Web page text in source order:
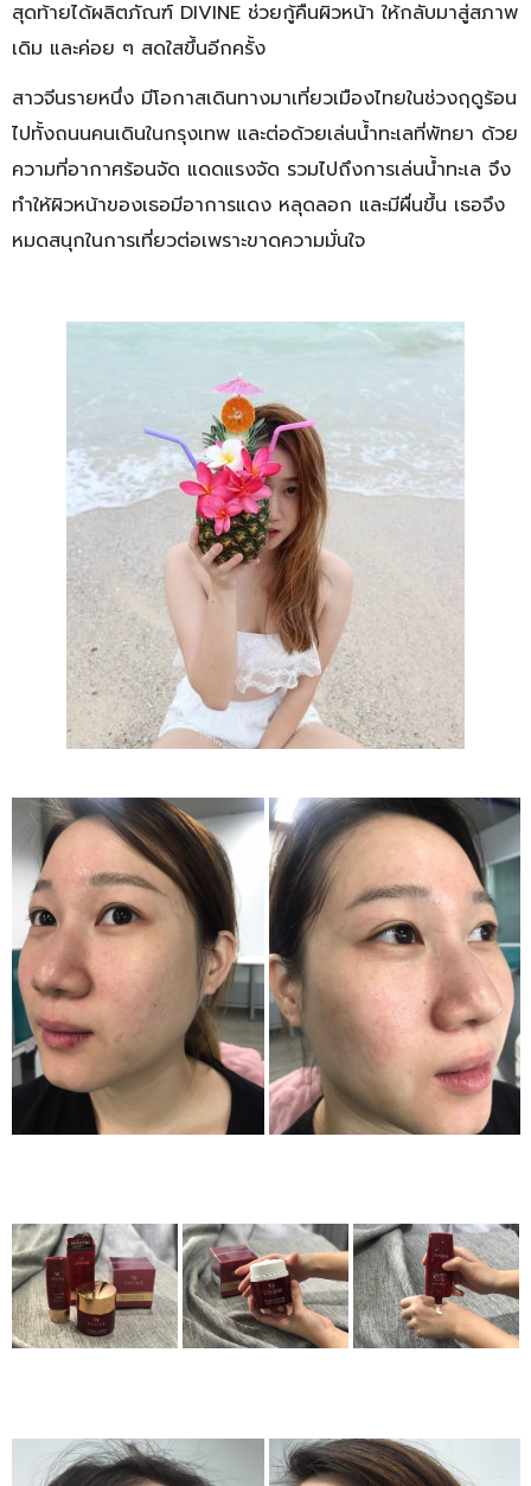
สุดท้ายได้ผลิตภัณฑ์ DIVINE ช่วยกู้คืนผิวหน้า ให้กลับมาสู่สภาพ
เดิม และค่อย ๆ สดใสขึ้นอีกครั้ง
สาวจีนรายหนึ่ง มีโอกาสเดินทางมาเที่ยวเมืองไทยในช่วงฤดูร้อน
ไปทั้งถนนคนเดินในกรุงเทพ และต่อด้วยเล่นน้ำทะเลที่พัทยา ด้วย
ความที่อากาศร้อนจัด แดดแรงจัด รวมไปถึงการเล่นน้ำทะเล จึง
ทำให้ผิวหน้าของเธอมีอาการแดง หลุดลอก และมีผื่นขึ้น เธอจึง
หมดสนุกในการเที่ยวต่อเพราะขาดความมั่นใจ